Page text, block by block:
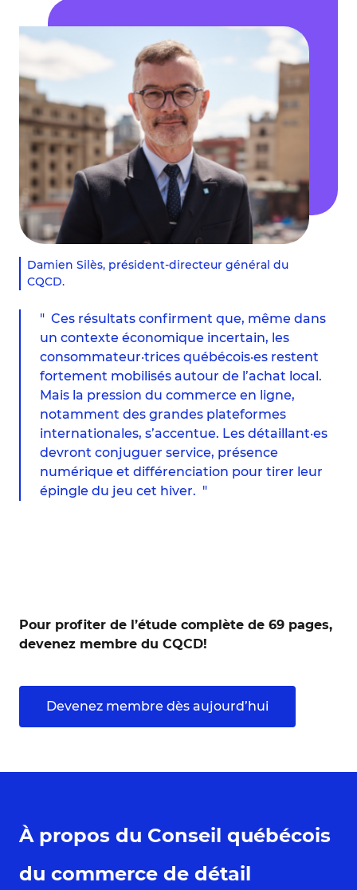
Damien Silès, président-directeur général du
CQCD.
Ces résultats confirment que, même dans
un contexte économique incertain, les
consommateur·trices québécois·es restent
fortement mobilisés autour de l’achat local.
Mais la pression du commerce en ligne,
notamment des grandes plateformes
internationales, s’accentue. Les détaillant·es
devront conjuguer service, présence
numérique et différenciation pour tirer leur
épingle du jeu cet hiver.
Pour profiter de l’étude complète de 69 pages,
devenez membre du CQCD!
Devenez membre dès aujourd’hui
À propos du Conseil québécois
du commerce de détail